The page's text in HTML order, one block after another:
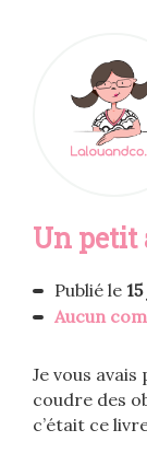
Un petit
Publié le
Aucun
Je vous avais
coudre des
c’était ce